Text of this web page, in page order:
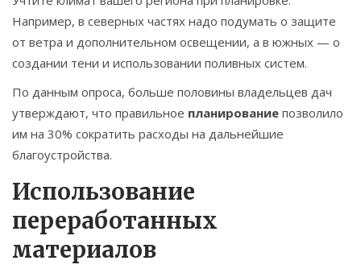
Например, в северных частях надо подумать о защите
от ветра и дополнительном освещении, а в южных — о
создании тени и использовании поливных систем.
По данным опроса, больше половины владельцев дач
утверждают, что правильное планирование позволило
им на 30% сократить расходы на дальнейшие
благоустройства.
Использование
переработанных
материалов